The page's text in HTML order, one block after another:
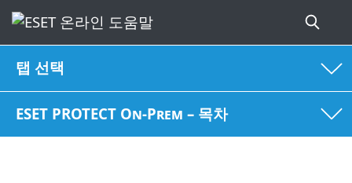
탭 선택
ESET PROTECT On-Prem – 목차